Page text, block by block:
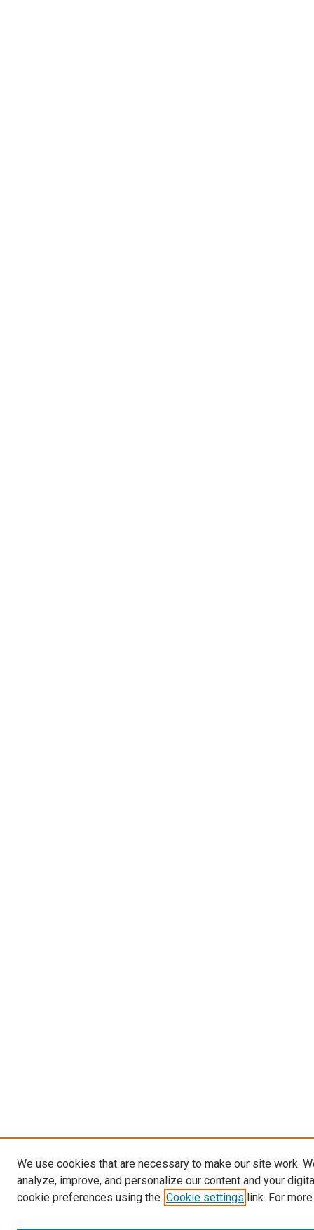
We use cookies that are necessary to make our site work.
analyze, improve, and personalize our content and your
cookie preferences using the Cookie settings link. For